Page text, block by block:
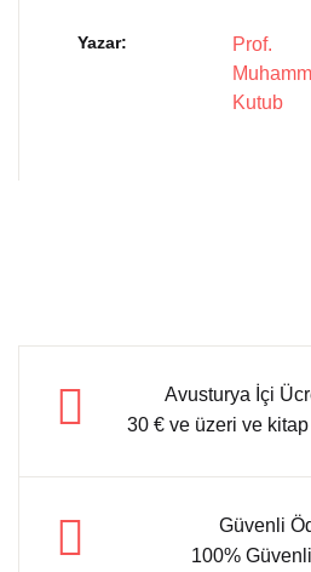
Yazar
Prof.
Kutub
Avusturya İçi
30 € ve üzeri ve
Güvenli
100%